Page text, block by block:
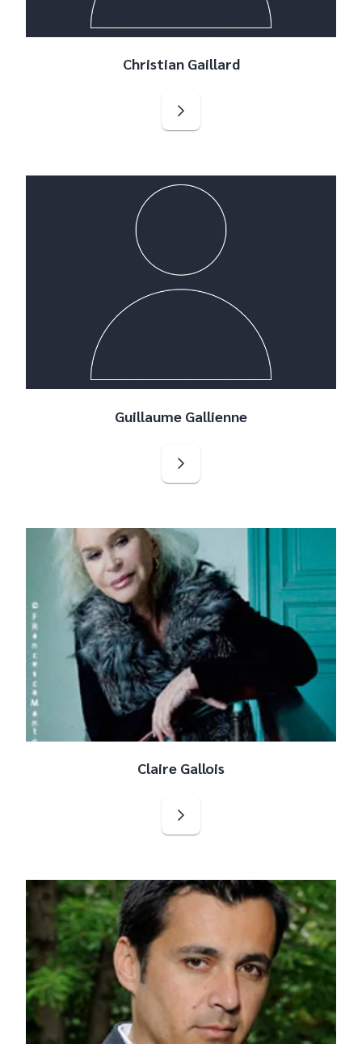
Christian Gaillard
Guillaume Gallienne
Claire Gallois